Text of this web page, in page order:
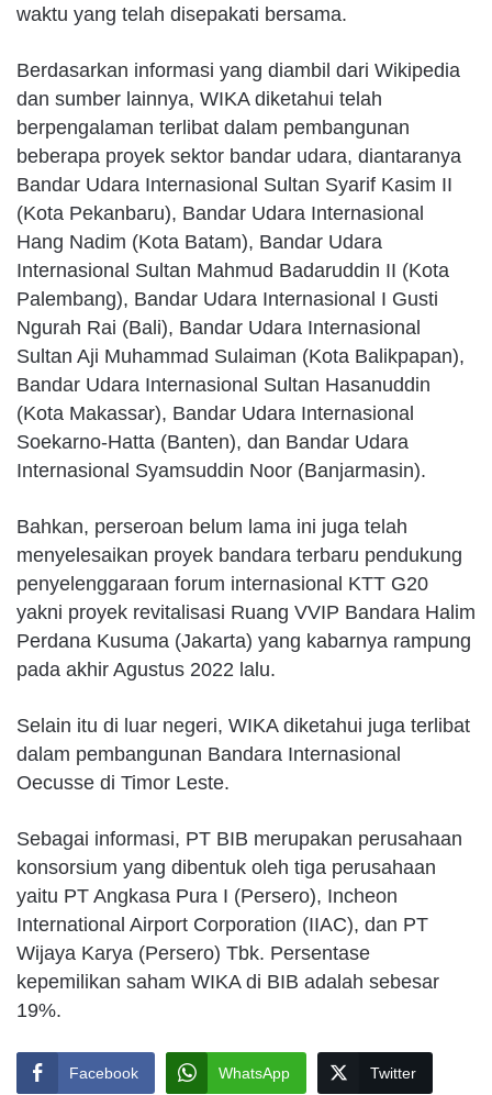
waktu yang telah disepakati bersama.
Berdasarkan informasi yang diambil dari Wikipedia
dan sumber lainnya, WIKA diketahui telah
berpengalaman terlibat dalam pembangunan
beberapa proyek sektor bandar udara, diantaranya
Bandar Udara Internasional Sultan Syarif Kasim II
(Kota Pekanbaru), Bandar Udara Internasional
Hang Nadim (Kota Batam), Bandar Udara
Internasional Sultan Mahmud Badaruddin II (Kota
Palembang), Bandar Udara Internasional I Gusti
Ngurah Rai (Bali), Bandar Udara Internasional
Sultan Aji Muhammad Sulaiman (Kota Balikpapan),
Bandar Udara Internasional Sultan Hasanuddin
(Kota Makassar), Bandar Udara Internasional
Soekarno-Hatta (Banten), dan Bandar Udara
Internasional Syamsuddin Noor (Banjarmasin).
Bahkan, perseroan belum lama ini juga telah
menyelesaikan proyek bandara terbaru pendukung
penyelenggaraan forum internasional KTT G20
yakni proyek revitalisasi Ruang VVIP Bandara Halim
Perdana Kusuma (Jakarta) yang kabarnya rampung
pada akhir Agustus 2022 lalu.
Selain itu di luar negeri, WIKA diketahui juga terlibat
dalam pembangunan Bandara Internasional
Oecusse di Timor Leste.
Sebagai informasi, PT BIB merupakan perusahaan
konsorsium yang dibentuk oleh tiga perusahaan
yaitu PT Angkasa Pura I (Persero), Incheon
International Airport Corporation (IIAC), dan PT
Wijaya Karya (Persero) Tbk. Persentase
kepemilikan saham WIKA di BIB adalah sebesar
19%.
Facebook WhatsApp Twitter